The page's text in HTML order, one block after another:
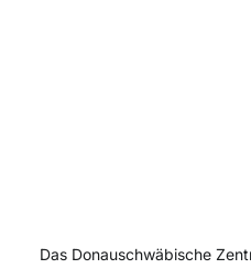
Das Donauschwäbische